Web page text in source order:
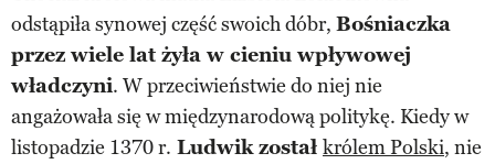
odstąpiła synowej część swoich dóbr, Bośniaczka
przez wiele lat żyła w cieniu wpływowej
władczyni. W przeciwieństwie do niej nie
angażowała się w międzynarodową politykę. Kiedy w
listopadzie 1370 r. Ludwik został królem Polski, nie